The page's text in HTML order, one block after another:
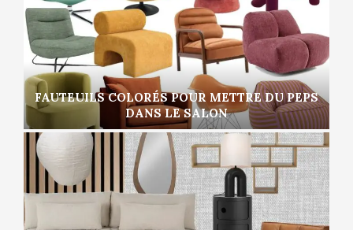
FAUTEUILS COLORÉS POUR METTRE DU PEPS
DANS LE SALON